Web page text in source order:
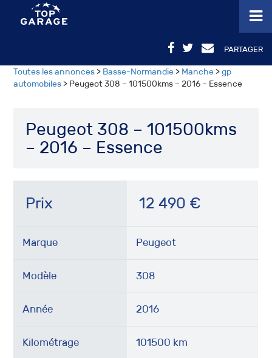
PARTAGER
Toutes les annonces > Basse-Normandie > Manche >gp
automobiles > Peugeot 308 – 101500kms – 2016 – Essence
Peugeot 308 – 101500kms
– 2016 – Essence
Prix 12 490 €
Marque Peugeot
Modèle 308
Année 2016
Kilométrage 101500 km